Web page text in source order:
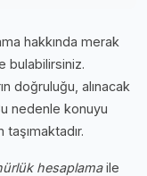
hakkında merak
bulabilirsiniz.
doğruluğu, alınacak
nedenle konuyu
hesaplamaile